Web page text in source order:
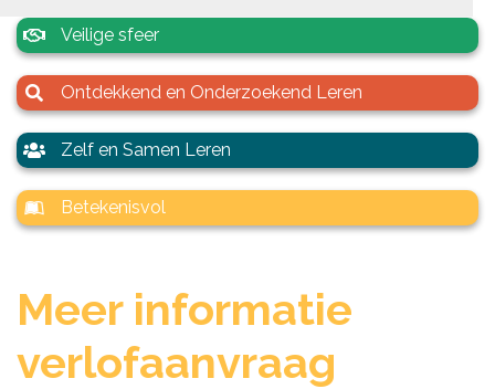
Veilige sfeer
Ontdekkend en Onderzoekend Leren
Zelf en Samen Leren
Betekenisvol
Meer informatie
verlofaanvraag